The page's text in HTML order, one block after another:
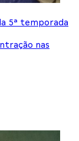
5ª temporada
nas